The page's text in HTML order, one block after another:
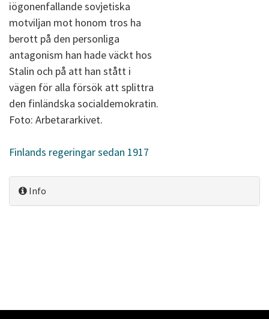
iögonenfallande sovjetiska
motviljan mot honom tros ha
berott på den personliga
antagonism han hade väckt hos
Stalin och på att han stått i
vägen för alla försök att splittra
den finländska socialdemokratin.
Foto: Arbetararkivet.
Finlands regeringar sedan 1917
Info